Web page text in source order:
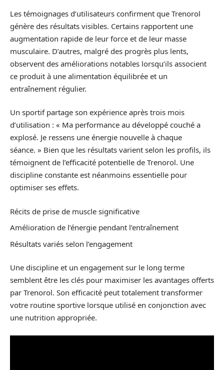
Les témoignages d’utilisateurs confirment que Trenorol
génère des résultats visibles. Certains rapportent une
augmentation rapide de leur force et de leur masse
musculaire. D’autres, malgré des progrès plus lents,
observent des améliorations notables lorsqu’ils associent
ce produit à une alimentation équilibrée et un
entraînement régulier.
Un sportif partage son expérience après trois mois
d’utilisation : « Ma performance au développé couché a
explosé. Je ressens une énergie nouvelle à chaque
séance. » Bien que les résultats varient selon les profils, ils
témoignent de l’efficacité potentielle de Trenorol. Une
discipline constante est néanmoins essentielle pour
optimiser ses effets.
Récits de prise de muscle significative
Amélioration de l’énergie pendant l’entraînement
Résultats variés selon l’engagement
Une discipline et un engagement sur le long terme
semblent être les clés pour maximiser les avantages offerts
par Trenorol. Son efficacité peut totalement transformer
votre routine sportive lorsque utilisé en conjonction avec
une nutrition appropriée.